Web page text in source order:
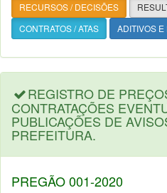
RECURSOS / DECISÕES
CONTRATOS / ATAS
ADITIVOS
REGISTRO DE
CONTRATAÇÕES
PUBLICAÇÕES DE
PREFEITURA.
PREGÃO 001-2020